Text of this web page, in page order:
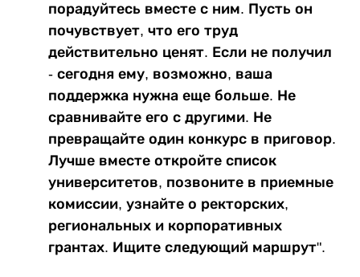
порадуйтесь вместе с ним. Пусть он
почувствует, что его труд
действительно ценят. Если не получил
- сегодня ему, возможно, ваша
поддержка нужна еще больше. Не
сравнивайте его с другими. Не
превращайте один конкурс в приговор.
Лучше вместе откройте список
университетов, позвоните в приемные
комиссии, узнайте о ректорских,
региональных и корпоративных
грантах. Ищите следующий маршрут".